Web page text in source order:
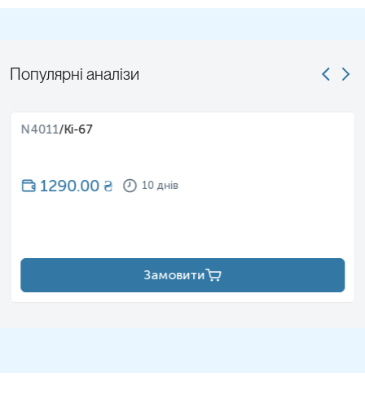
Популярні аналізи
N4011/Ki-67
1290.00₴ 10 днів
Замовити